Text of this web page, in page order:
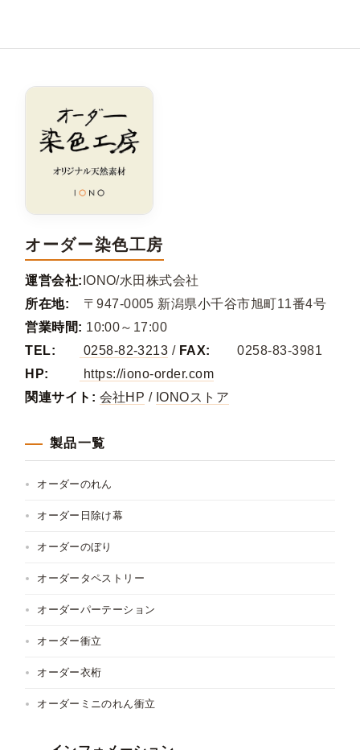
オーダー染色工房
運営会社: IONO/水田株式会社
所在地:
〒947-0005 新潟県小千谷市旭町11番4号
営業時間: 10:00～17:00
TEL:
0258-82-3213 / FAX:
0258-83-3981
HP:
https://iono-order.com
関連サイト: 会社HP / IONOストア
製品一覧
オーダーのれん
オーダー日除け幕
オーダーのぼり
オーダータペストリー
オーダーパーテーション
オーダー衝立
オーダー衣桁
オーダーミニのれん衝立